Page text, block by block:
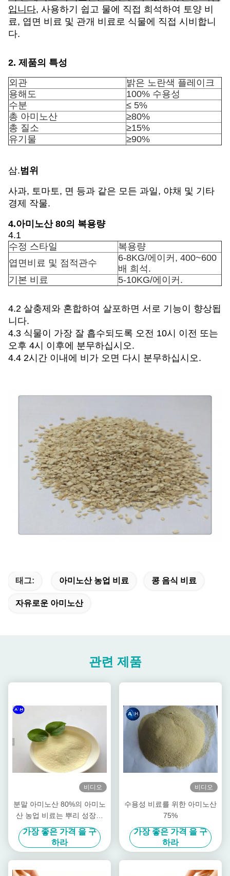
입니다, 사용하기 쉽고 물에 직접 희석하여 토양 비
료, 엽면 비료 및 관개 비료로 식물에 직접 시비합니
다.
2. 제품의 특성
외관
밝은 노란색 플레이크
용해도
100% 수용성
수분
≤ 5%
총 아미노산
≥80%
총 질소
≥15%
유기물
≥90%
삼.범위
사과, 토마토, 면 등과 같은 모든 과일, 야채 및 기타
경제 작물.
4.아미노산 80의 복용량
4.1
수정 스타일
복용량
엽면비료 및 점적관수
6-8KG/에이커, 400~600
배 희석.
기본 비료
5-10KG/에이커.
4.2 살충제와 혼합하여 살포하면 서로 기능이 향상됩
니다.
4.3 식물이 가장 잘 흡수되도록 오전 10시 이전 또는
오후 4시 이후에 분무하십시오.
4.4 2시간 이내에 비가 오면 다시 분무하십시오.
태그: 아미노산 농업 비료 콩 음식 비료
자유로운 아미노산
관련 제품
비디오
분말 아미노산 80%의 아미노
산 농업 비료는 뿌리 성장을
자극합니다
가장 좋은 가격 을 구
하라
비디오
수용성 비료를 위한 아미노산
75%
가장 좋은 가격 을 구
하라